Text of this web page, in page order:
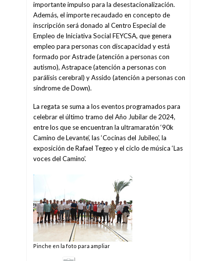
importante impulso para la desestacionalización.
Además, el importe recaudado en concepto de
inscripción será donado al Centro Especial de
Empleo de Iniciativa Social FEYCSA, que genera
empleo para personas con discapacidad y está
formado por Astrade (atención a personas con
autismo), Astrapace (atención a personas con
parálisis cerebral) y Assido (atención a personas con
síndrome de Down).
La regata se suma a los eventos programados para
celebrar el último tramo del Año Jubilar de 2024,
entre los que se encuentran la ultramaratón ‘90k
Camino de Levante’, las ‘Cocinas del Jubileo’, la
exposición de Rafael Tegeo y el ciclo de música ‘Las
voces del Camino’.
Pinche en la foto para ampliar